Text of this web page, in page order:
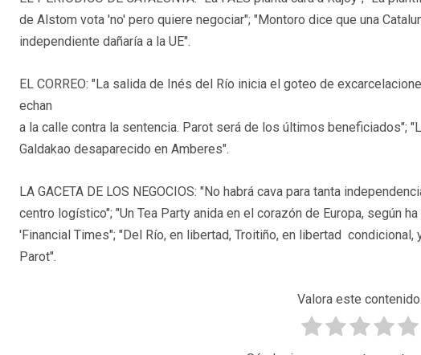
de Alstom vota 'no' pero quiere negociar"; "Montoro dice que una
independiente dañaría a la UE".
EL CORREO: "La salida de Inés del Río inicia el goteo de
echan
a la calle contra la sentencia. Parot será de los últimos beneficiados";
Galdakao desaparecido en Amberes".
LA GACETA DE LOS NEGOCIOS: "No habrá cava para tanta
centro logístico"; "Un Tea Party anida en el corazón de Europa, según
'Financial Times"; "Del Río, en libertad, Troitiño, en libertad
Parot".
Valora este contenido.